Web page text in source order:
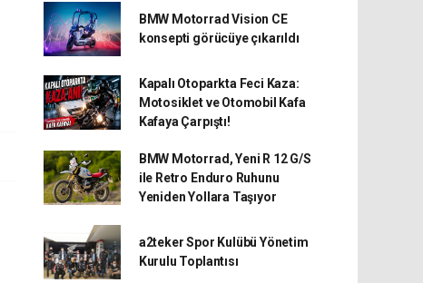
BMW Motorrad Vision CE
konsepti görücüye çıkarıldı
Kapalı Otoparkta Feci Kaza:
Motosiklet ve Otomobil Kafa
Kafaya Çarpıştı!
BMW Motorrad, Yeni R 12 G/S
ile Retro Enduro Ruhunu
Yeniden Yollara Taşıyor
a2teker Spor Kulübü Yönetim
Kurulu Toplantısı